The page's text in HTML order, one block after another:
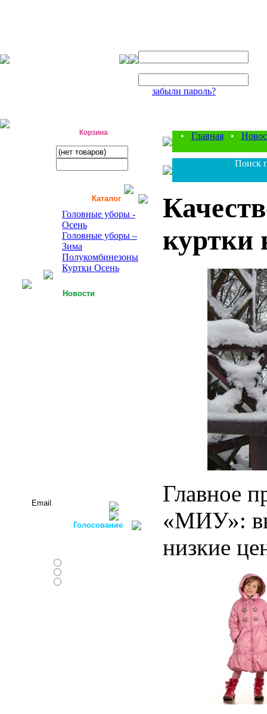
забыли пароль?
Корзина
Каталог
Головные уборы -
Осень
Головные уборы –
Зима
Полукомбинезоны
Куртки Осень
Новости
Голосование
• Главная•
Поиск
куртки
Главное
«МИУ»:
низкие